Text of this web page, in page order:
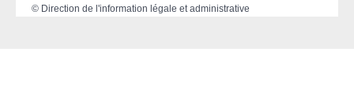
© Direction de l'information légale et administrative